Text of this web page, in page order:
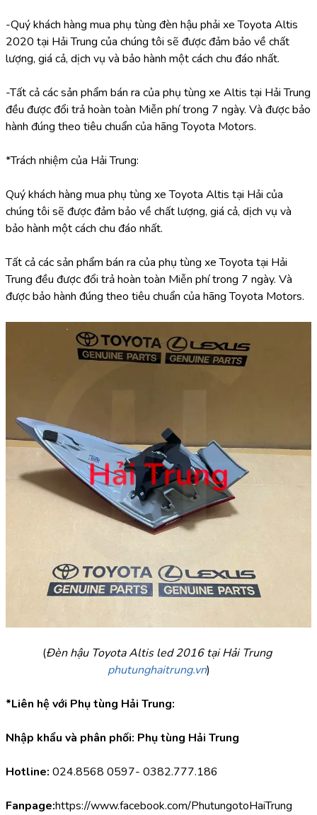
-Quý khách hàng mua phụ tùng đèn hậu phải xe Toyota Altis
2020 tại Hải Trung của chúng tôi sẽ được đảm bảo về chất
lượng, giá cả, dịch vụ và bảo hành một cách chu đáo nhất.
-Tất cả các sản phẩm bán ra của phụ tùng xe Altis tại Hải Trung
đều được đổi trả hoàn toàn Miễn phí trong 7 ngày. Và được bảo
hành đúng theo tiêu chuẩn của hãng Toyota Motors.
*Trách nhiệm của Hải Trung:
Quý khách hàng mua phụ tùng xe Toyota Altis tại Hải của
chúng tôi sẽ được đảm bảo về chất lượng, giá cả, dịch vụ và
bảo hành một cách chu đáo nhất.
Tất cả các sản phẩm bán ra của phụ tùng xe Toyota tại Hải
Trung đều được đổi trả hoàn toàn Miễn phí trong 7 ngày. Và
được bảo hành đúng theo tiêu chuẩn của hãng Toyota Motors.
(
Đèn hậu Toyota Altis led 2016 tại Hải Trung
phutunghaitrung.vn)
*Liên hệ với Phụ tùng Hải Trung:
Nhập khẩu và phân phối: Phụ tùng Hải Trung
Hotline: 024.8568 0597- 0382.777.186
Fanpage:https://www.facebook.com/PhutungotoHaiTrung